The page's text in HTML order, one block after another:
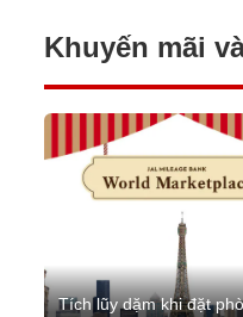
Khuyến mãi
Tích lũy dặm khi đặt